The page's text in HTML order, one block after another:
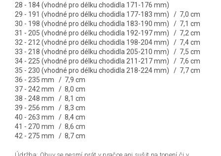
28 - 184 (vhodné pro délku chodidla 171-176 mm)
29 - 191 (vhodné pro délku chodidla 177-183 mm) / 7,0 cm
30 - 198 (vhodné pro délku chodidla 183-190 mm) / 7,1 cm
31 - 205 (vhodné pro délku chodidla 192-197 mm) / 7,2 cm
32 - 212 (vhodné pro délku chodidla 198-204 mm) / 7,4 cm
33 - 218 (vhodné pro délku chodidla 205-210 mm) / 7,5 cm
34 - 225 (vhodné pro délku chodidla 211-217 mm) / 7,6 cm
35 - 230 (vhodné pro délku chodidla 218-224 mm) / 7,7 cm
36 - 235 mm / 7,9 cm
37 - 242 mm / 8,0 cm
38 - 248 mm / 8,1 cm
39 - 256 mm / 8,3 cm
40 - 263 mm / 8,4 cm
41 - 270 mm / 8,6 cm
42 - 275 mm / 8,7 cm